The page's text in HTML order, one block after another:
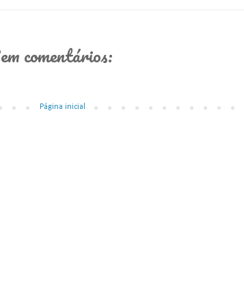
comentários:
Página inicial